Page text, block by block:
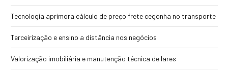
Tecnologia aprimora cálculo de preço frete cegonha no transporte
Terceirização e ensino a distância nos negócios
Valorização imobiliária e manutenção técnica de lares